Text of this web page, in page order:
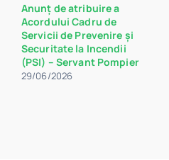
Anunț de atribuire a
Acordului Cadru de
Servicii de Prevenire și
Securitate la Incendii
(PSI) – Servant Pompier
29/06/2026